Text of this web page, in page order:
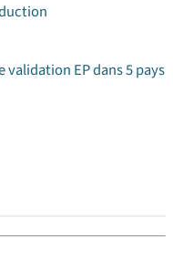
EP dans 5 pays